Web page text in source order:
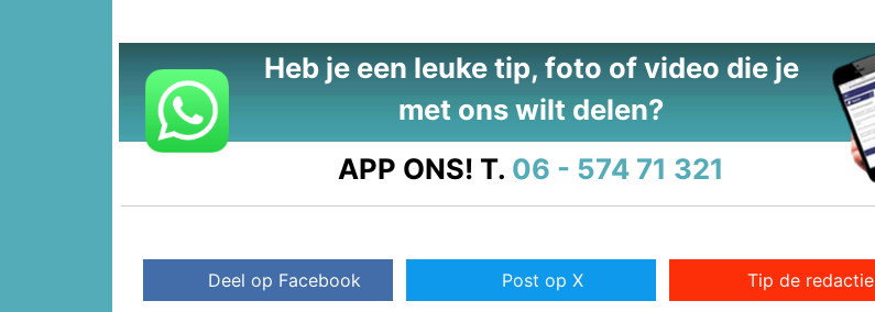
Heb je een leuke tip, foto of video die je
met ons wilt delen?
APP ONS! T. 06 - 574 71 321
Deel op Facebook Post op X Tip de redactie